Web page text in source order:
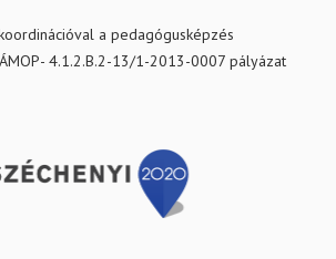
a pedagógusképzés
4.1.2.B.2-13/1-2013-0007 pályázat